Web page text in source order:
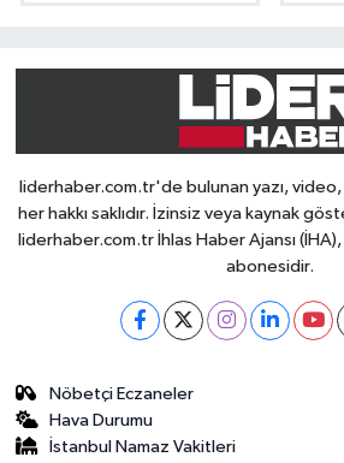
liderhaber.com.tr'de bulunan yazı,
her hakkı saklıdır. İzinsiz veya kaynak
liderhaber.com.tr İhlas Haber Ajansı
abonesidir.
Nöbetçi Eczaneler
Hava Durumu
İstanbul Namaz Vakitleri